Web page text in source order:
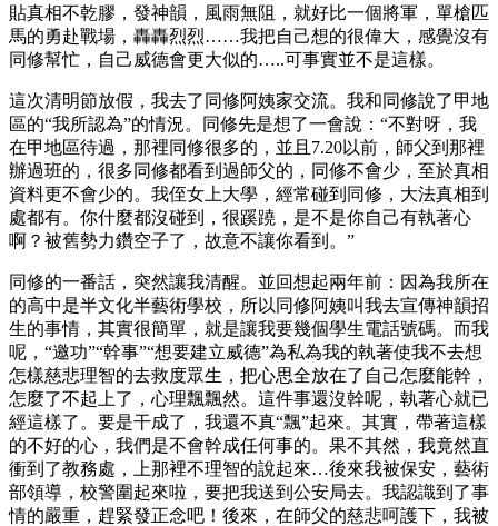
貼真相不乾膠，發神韻，風雨無阻，就好比一個將軍，單槍匹
馬的勇赴戰場，轟轟烈烈……我把自己想的很偉大，感覺沒有
同修幫忙，自己威德會更大似的…..可事實並不是這樣。
這次清明節放假，我去了同修阿姨家交流。我和同修說了甲地
區的“我所認為”的情況。同修先是想了一會說：“不對呀，我
在甲地區待過，那裡同修很多的，並且7.20以前，師父到那裡
辦過班的，很多同修都看到過師父的，同修不會少，至於真相
資料更不會少的。我侄女上大學，經常碰到同修，大法真相到
處都有。你什麼都沒碰到，很蹊蹺，是不是你自己有執著心
啊？被舊勢力鑽空子了，故意不讓你看到。”
同修的一番話，突然讓我清醒。並回想起兩年前：因為我所在
的高中是半文化半藝術學校，所以同修阿姨叫我去宣傳神韻招
生的事情，其實很簡單，就是讓我要幾個學生電話號碼。而我
呢，“邀功”“幹事”“想要建立威德”為私為我的執著使我不去想
怎樣慈悲理智的去救度眾生，把心思全放在了自己怎麼能幹，
怎麼了不起上了，心理飄飄然。這件事還沒幹呢，執著心就已
經這樣了。要是干成了，我還不真“飄”起來。其實，帶著這樣
的不好的心，我們是不會幹成任何事的。果不其然，我竟然直
衝到了教務處，上那裡不理智的說起來…後來我被保安，藝術
部領導，校警圍起來啦，要把我送到公安局去。我認識到了事
情的嚴重，趕緊發正念吧！後來，在師父的慈悲呵護下，我被